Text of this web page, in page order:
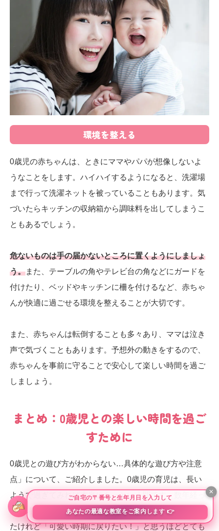
環境を整える
0歳児の赤ちゃんは、ときにママやパパが想像しないよ
うなことをします。ハイハイするようになると、洗濯場
まで行って洗濯ネットを被っていることもあります。気
づいたらキッチンの収納箱から調味料を出してしまうこ
ともあるでしょう。
危ないものは手の届かないところに置くようにしましょ
う。また、テーブルの角やテレビ台の角などにガードを
付けたり、ベッドやキッチンに柵を付けるなど、赤ちゃ
んが快適に過ごせる環境を整えることが大切です。
また、赤ちゃんは転倒することも多々あり、ママは泣き
声で気づくこともあります。予想外の動きをするので、
赤ちゃんを事前に守ることで安心して楽しい時間を過ご
しましょう。
まとめ：0歳児との楽しい時間を過ご
すために
0歳児との遊び方がわからない…具体的な遊び方や注意
点」について、ご紹介しました。0歳児の育児は、長い
ようで過ぎてみれば本当にあっという間です。数年経っ
て当時の写真や動画を見返すと、あの時は毎日必死だっ
たけれど「可愛い時期に戻りたい！」と思うほどとても